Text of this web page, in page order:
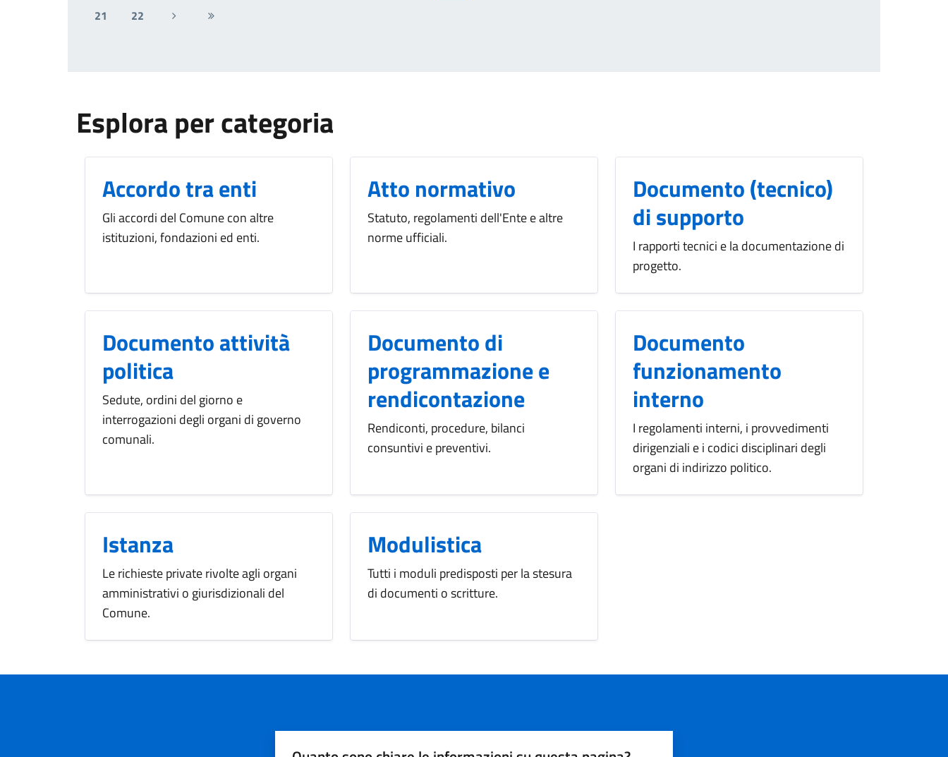
pagina
21
22
Pagina
Ultima
Esplora per categoria
Accordo tra enti
Gli accordi del Comune con altre
istituzioni, fondazioni ed enti.
Atto normativo
Statuto, regolamenti dell'Ente e altre
norme ufficiali.
Documento (tecnico)
di supporto
I rapporti tecnici e la documentazione di
progetto.
Documento attività
politica
Sedute, ordini del giorno e
interrogazioni degli organi di governo
comunali.
Documento di
programmazione e
rendicontazione
Rendiconti, procedure, bilanci
consuntivi e preventivi.
Documento
funzionamento
interno
I regolamenti interni, i provvedimenti
dirigenziali e i codici disciplinari degli
organi di indirizzo politico.
Istanza
Le richieste private rivolte agli organi
amministrativi o giurisdizionali del
Comune.
Modulistica
Tutti i moduli predisposti per la stesura
di documenti o scritture.